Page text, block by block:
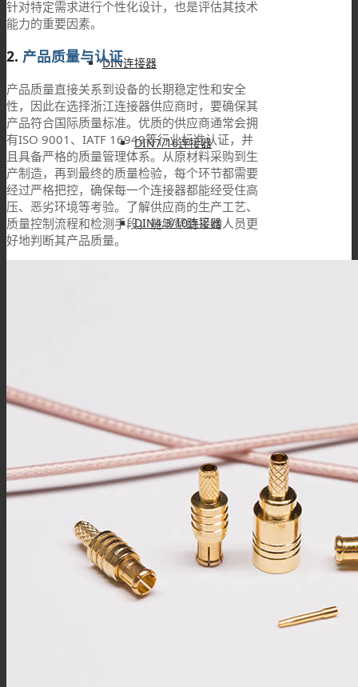
DIN连接器
DIN7/16连接器
DIN4.3/10连接器
SHV连接器
FAKRA连接器
针对特定需求进行个性化设计，也是评估其技术
能力的重要因素。
2. 产品质量与认证
产品质量直接关系到设备的长期稳定性和安全
性，因此在选择浙江连接器供应商时，要确保其
产品符合国际质量标准。优质的供应商通常会拥
有ISO 9001、IATF 16949等行业标准认证，并
且具备严格的质量管理体系。从原材料采购到生
产制造，再到最终的质量检验，每个环节都需要
经过严格把控，确保每一个连接器都能经受住高
压、恶劣环境等考验。了解供应商的生产工艺、
质量控制流程和检测手段，能够帮助采购人员更
好地判断其产品质量。